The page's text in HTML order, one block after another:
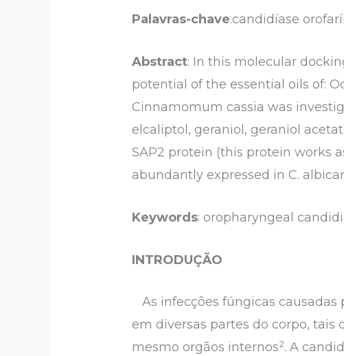
Palavras-chave:candidíase
Abstract: In this molecular
potential of the essential oils of:
Cinnamomum cassia was
elcaliptol, geraniol, geraniol
SAP2 protein (this protein works
abundantly expressed in C.
Keywords: oropharyngeal
INTRODUÇÃO
As infecções fúngicas causadas
em diversas partes do corpo, tais
mesmo orgãos internos2. A